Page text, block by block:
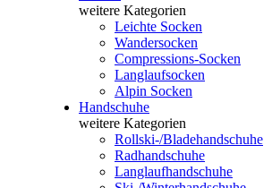
weitere Kategorien
Leichte Socken
Wandersocken
Compressions-Socken
Langlaufsocken
Alpin Socken
Handschuhe
weitere Kategorien
Rollski-/Bladehandschuhe
Radhandschuhe
Langlaufhandschuhe